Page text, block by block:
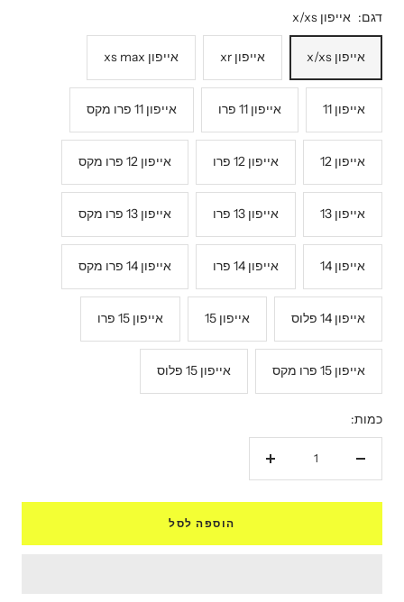
דגם: אייפון x/xs
אייפון x/xs אייפון xr אייפון xs max
אייפון 11 אייפון 11 פרו אייפון 11 פרו מקס
אייפון 12 אייפון 12 פרו אייפון 12 פרו מקס
אייפון 13 אייפון 13 פרו אייפון 13 פרו מקס
אייפון 14 אייפון 14 פרו אייפון 14 פרו מקס
אייפון 14 פלוס אייפון 15 אייפון 15 פרו
אייפון 15 פרו מקס אייפון 15 פלוס
כמות:
הגדל
הוספה לסל